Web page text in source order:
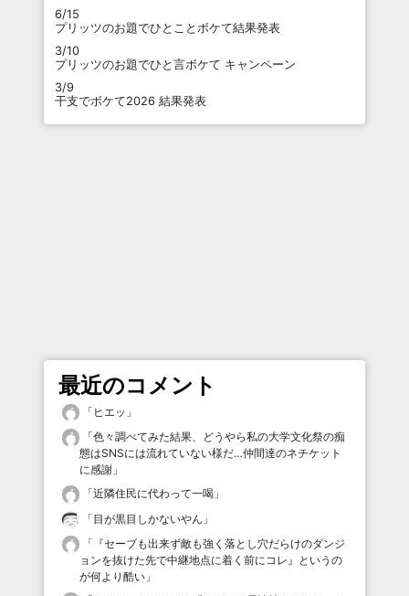
6/15
プリッツのお題でひとことボケて結果発表
3/10
プリッツのお題でひと言ボケて キャンペーン
3/9
干支でボケて2026 結果発表
最近のコメント
「 ヒエッ 」
「色々調べてみた結果、どうやら私の大学文化祭の痴
態はSNSには流れていない様だ…仲間達のネチケット
に感謝 」
「近隣住民に代わって一喝 」
「目が黒目しかないやん 」
「 『セーブも出来ず敵も強く落とし穴だらけのダンジ
ョンを抜けた先で中継地点に着く前にコレ』というの
が何より酷い 」